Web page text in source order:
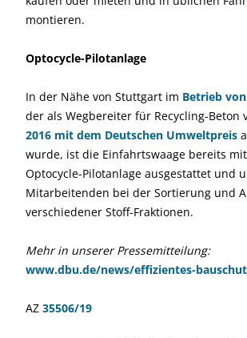
montieren.
Optocycle-Pilotanlage
In der Nähe von Stuttgart im Betrieb
der als Wegbereiter für Recycling-Beton
2016 mit dem Deutschen Umweltpreis
wurde, ist die Einfahrtswaage bereits
Optocycle-Pilotanlage ausgestattet und
Mitarbeitenden bei der Sortierung und
verschiedener Stoff-Fraktionen.
Mehr in unserer Pressemitteilung:
www.dbu.de/news/effizientes-
AZ 35506/19